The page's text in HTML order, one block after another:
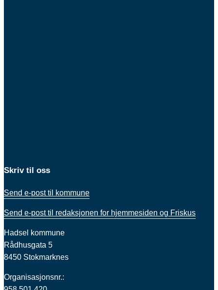
Skriv til oss
Send e-post til kommune
Send e-post til redaksjonen for hjemmesiden og Friskus
Hadsel kommune
Rådhusgata 5
8450 Stokmarknes
Organisasjonsnr.: